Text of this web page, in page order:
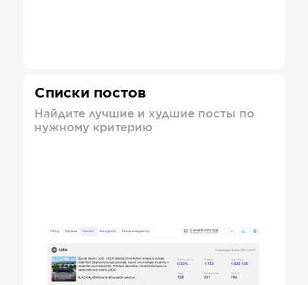
Списки постов
Найдите лучшие и худшие посты по
нужному критерию